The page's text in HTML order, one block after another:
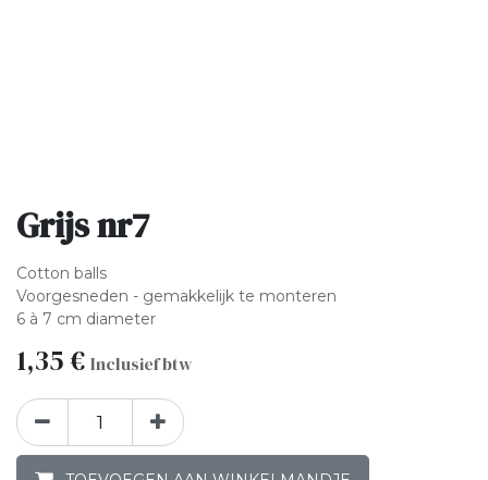
Grijs nr7
Cotton balls
Voorgesneden - gemakkelijk te monteren
6 à 7 cm diameter
1,35€ Inclusief btw